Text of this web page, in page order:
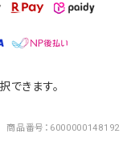
きます。
商品番号 6000000148192